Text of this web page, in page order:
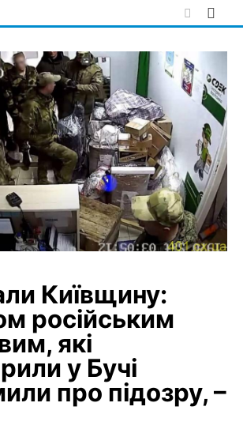
Київщину:
російським
які
у Бучі
про підозру, –